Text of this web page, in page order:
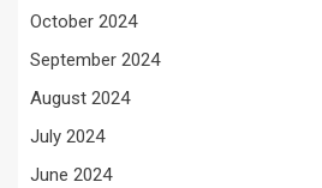
October 2024
September 2024
August 2024
July 2024
June 2024